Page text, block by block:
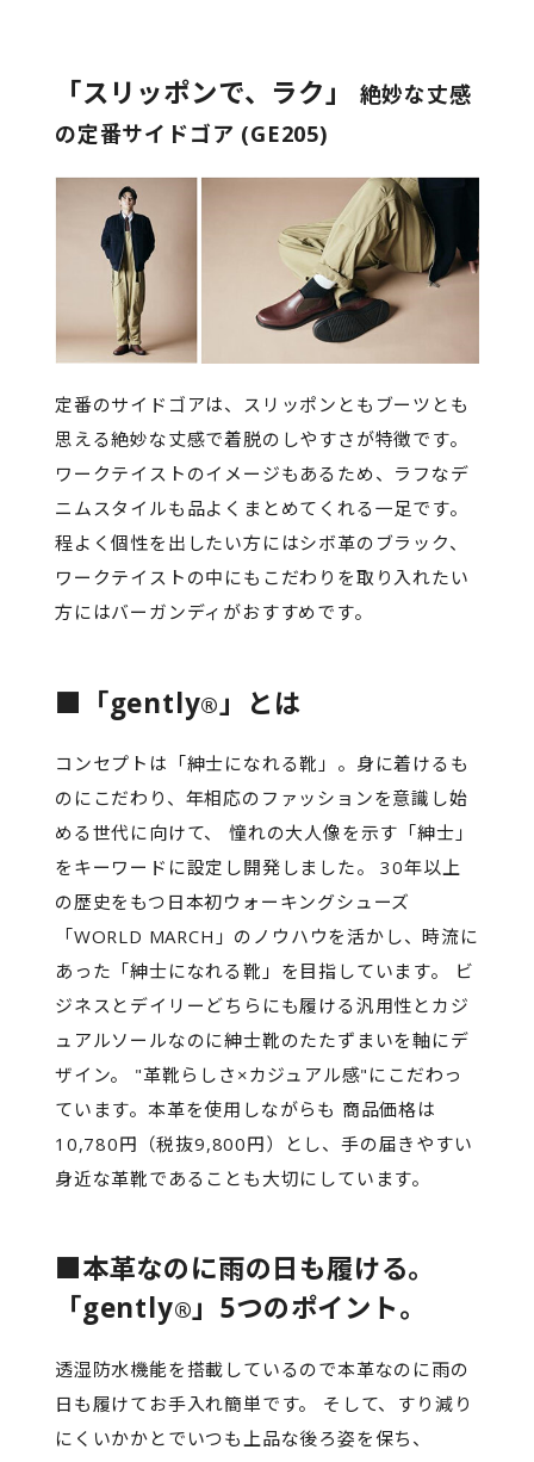
「スリッポンで、ラク」
絶妙な丈感
の定番サイドゴア (GE205)
定番のサイドゴアは、スリッポンともブーツとも
思える絶妙な丈感で着脱のしやすさが特徴です。
ワークテイストのイメージもあるため、ラフなデ
ニムスタイルも品よくまとめてくれる一足です。
程よく個性を出したい方にはシボ革のブラック、
ワークテイストの中にもこだわりを取り入れたい
方にはバーガンディがおすすめです。
■「gently®」とは
コンセプトは「紳士になれる靴」。身に着けるも
のにこだわり、年相応のファッションを意識し始
める世代に向けて、 憧れの大人像を示す「紳士」
をキーワードに設定し開発しました。 30年以上
の歴史をもつ日本初ウォーキングシューズ
「WORLD MARCH」のノウハウを活かし、時流に
あった「紳士になれる靴」を目指しています。 ビ
ジネスとデイリーどちらにも履ける汎用性とカジ
ュアルソールなのに紳士靴のたたずまいを軸にデ
ザイン。 "革靴らしさ×カジュアル感"にこだわっ
ています。本革を使用しながらも 商品価格は
10,780円（税抜9,800円）とし、手の届きやすい
身近な革靴であることも大切にしています。
■本革なのに雨の日も履ける。
「gently®」5つのポイント。
透湿防水機能を搭載しているので本革なのに雨の
日も履けてお手入れ簡単です。 そして、すり減り
にくいかかとでいつも上品な後ろ姿を保ち、